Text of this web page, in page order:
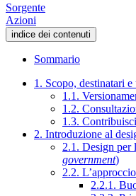
Sorgente
Azioni
indice dei contenuti
Sommario
1. Scopo, destinatari
1.1.
1.2.
1.3.
2. Introduzione al
2.1. Design per
government)
2.2.
2.2.1.